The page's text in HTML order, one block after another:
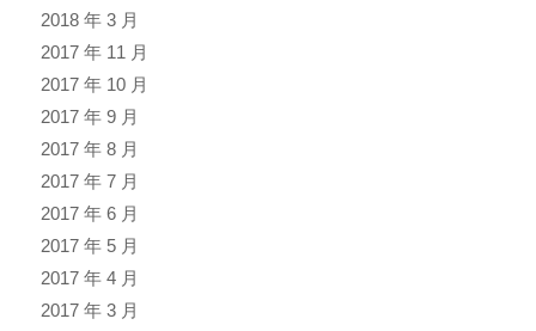
2018 年 3 月
2017 年 11 月
2017 年 10 月
2017 年 9 月
2017 年 8 月
2017 年 7 月
2017 年 6 月
2017 年 5 月
2017 年 4 月
2017 年 3 月